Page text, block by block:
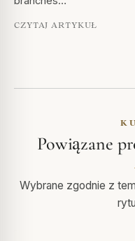
CZYTAJ ARTYKUŁ
Powiązane
Wybrane zgodnie z